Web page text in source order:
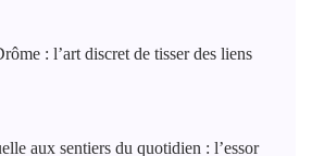
: l’art discret de tisser des liens
aux sentiers du quotidien : l’essor